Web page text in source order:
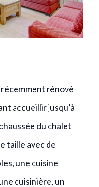
rénové
accueillir jusqu’à
du chalet
taille avec de
une cuisine
cuisinière, un